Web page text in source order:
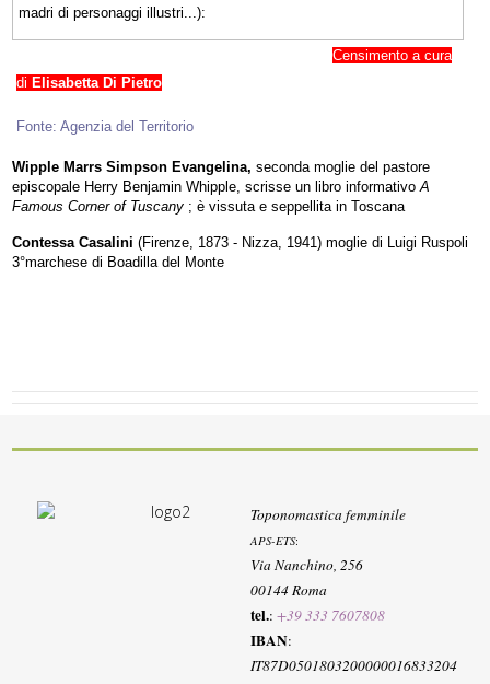
madri di personaggi illustri...):
Censimento a cura
diElisabetta Di Pietro
Fonte: Agenzia del Territorio
Wipple Marrs Simpson Evangelina,seconda moglie del pastore
episcopale Herry Benjamin Whipple, scrisse un libro informativoA
Famous Corner of Tuscany ; è vissuta e seppellita in Toscana
Contessa Casalini(Firenze, 1873 - Nizza, 1941) moglie di Luigi Ruspoli
3°marchese di Boadilla del Monte
Toponomastica femminile
APS-ETS:
Via Nanchino, 256
00144 Roma
tel.:+39 333 7607808
IBAN:
IT87D0501803200000016833204